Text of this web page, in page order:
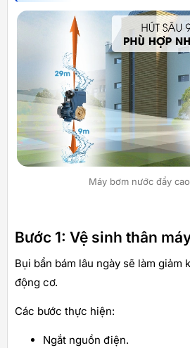
Máy bơm nước đẩy
Bước 1: Vệ sinh thân
Bụi bẩn bám lâu ngày sẽ làm giảm
động cơ.
Các bước thực hiện:
Ngắt nguồn điện.